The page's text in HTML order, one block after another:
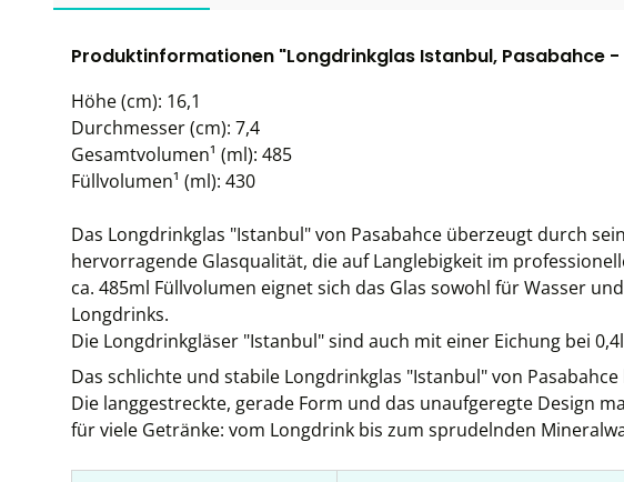
Produktinformationen "Longdrinkglas Istanbul, Pasabahce -
Höhe (cm): 16,1
Durchmesser (cm): 7,4
Gesamtvolumen¹ (ml): 485
Füllvolumen¹ (ml): 430
Das Longdrinkglas "Istanbul" von Pasabahce überzeugt durch
hervorragende Glasqualität, die auf Langlebigkeit im
ca. 485ml Füllvolumen eignet sich das Glas sowohl für Wasser
Longdrinks.
Die Longdrinkgläser "Istanbul" sind auch mit einer Eichung bei
Das schlichte und stabile Longdrinkglas "Istanbul" von
Die langgestreckte, gerade Form und das unaufgeregte Design
für viele Getränke: vom Longdrink bis zum sprudelnden